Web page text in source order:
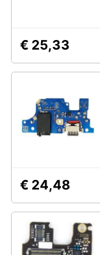
€ 25,33
€ 24,48